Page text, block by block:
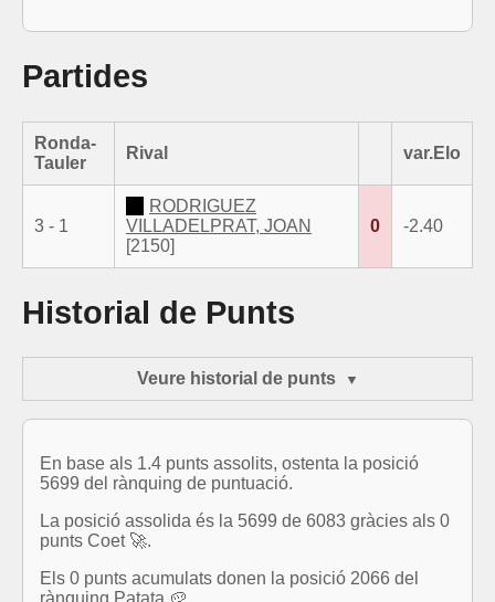
Partides
Ronda-
Tauler
Rival var.Elo
3 - 1
RODRIGUEZ
VILLADELPRAT, JOAN
[2150]
0 -2.40
Historial de Punts
Veure historial de punts
En base als 1.4 punts assolits, ostenta la posició
5699 del rànquing de puntuació.
La posició assolida és la 5699 de 6083 gràcies als 0
punts Coet 🚀.
Els 0 punts acumulats donen la posició 2066 del